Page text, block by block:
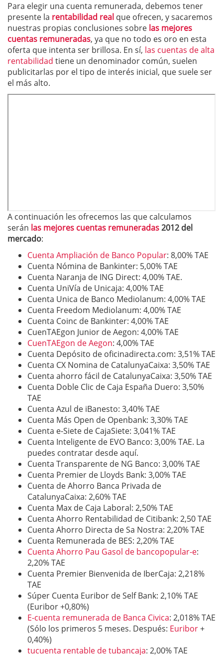
Para elegir una cuenta remunerada, debemos tener
presente la rentabilidad real que ofrecen, y sacaremos
nuestras propias conclusiones sobre las mejores
cuentas remuneradas, ya que no todo es oro en esta
oferta que intenta ser brillosa. En sí, las cuentas de alta
rentabilidad tiene un denominador común, suelen
publicitarlas por el tipo de interés inicial, que suele ser
el más alto.
A continuación les ofrecemos las que calculamos
serán las mejores cuentas remuneradas2012 del
mercado:
Cuenta Ampliación de Banco Popular: 8,00% TAE
Cuenta Nómina de Bankinter: 5,00% TAE
Cuenta Naranja de ING Direct: 4,00% TAE.
Cuenta UniVía de Unicaja: 4,00% TAE
Cuenta Unica de Banco Mediolanum: 4,00% TAE
Cuenta Freedom Mediolanum: 4,00% TAE
Cuenta Coinc de Bankinter: 4,00% TAE
CuenTAEgon Junior de Aegon: 4,00% TAE
CuenTAEgon de Aegon: 4,00% TAE
Cuenta Depósito de oficinadirecta.com: 3,51% TAE
Cuenta CX Nomina de CatalunyaCaixa: 3,50% TAE
Cuenta ahorro fácil de CatalunyaCaixa: 3,50% TAE
Cuenta Doble Clic de Caja España Duero: 3,50%
TAE
Cuenta Azul de iBanesto: 3,40% TAE
Cuenta Más Open de Openbank: 3,30% TAE
Cuenta e-Siete de CajaSiete: 3,041% TAE
Cuenta Inteligente de EVO Banco: 3,00% TAE. La
puedes contratar desde aquí.
Cuenta Transparente de NG Banco: 3,00% TAE
Cuenta Premier de Lloyds Bank: 3,00% TAE
Cuenta de Ahorro Banca Privada de
CatalunyaCaixa: 2,60% TAE
Cuenta Max de Caja Laboral: 2,50% TAE
Cuenta Ahorro Rentabilidad de Citibank: 2,50 TAE
Cuenta Ahorro Directa de Sa Nostra: 2,20% TAE
Cuenta Remunerada de BES: 2,20% TAE
Cuenta Ahorro Pau Gasol de bancopopular-e:
2,20% TAE
Cuenta Premier Bienvenida de IberCaja: 2,218%
TAE
Súper Cuenta Euribor de Self Bank: 2,10% TAE
(Euribor +0,80%)
E-cuenta remunerada de Banca Civica: 2,018% TAE
(Sólo los primeros 5 meses. Después: Euribor+
0,40%)
tucuenta rentable de tubancaja: 2,00% TAE